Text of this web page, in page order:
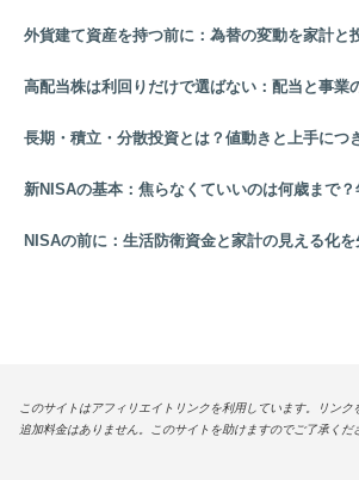
外貨建て資産を持つ前に：為替の変動を家計と
高配当株は利回りだけで選ばない：配当と事業
長期・積立・分散投資とは？値動きと上手につ
新NISAの基本：焦らなくていいのは何歳まで
NISAの前に：生活防衛資金と家計の見える化
このサイトはアフィリエイトリンクを利用しています。リンク
追加料金はありません。このサイトを助けますのでご了承くだ